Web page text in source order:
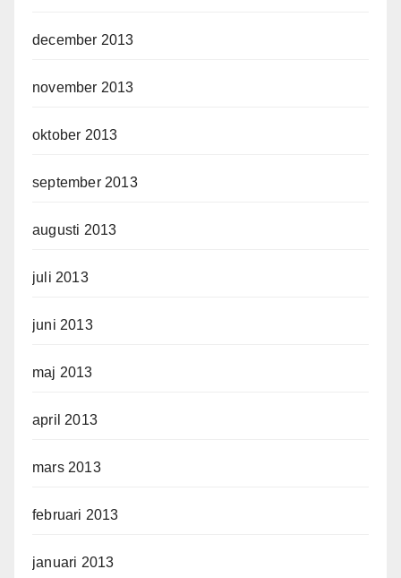
december 2013
november 2013
oktober 2013
september 2013
augusti 2013
juli 2013
juni 2013
maj 2013
april 2013
mars 2013
februari 2013
januari 2013